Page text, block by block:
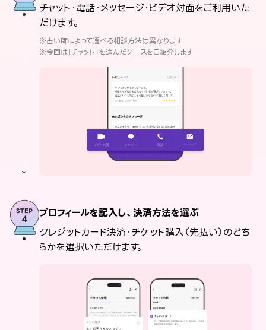
チャット・電話・メッセージ・ビデオ対面をご利用いた
だけます。
※占い師によって選べる相談方法は異なります
※今回は「チャット」を選んだケースをご紹介します
プロフィールを記入し、決済方法を選ぶ
クレジットカード決済・チケット購入（先払い）のどち
らかを選択いただけます。